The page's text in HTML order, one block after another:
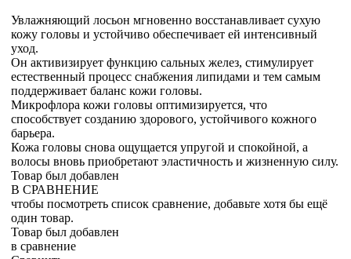
Увлажняющий лосьон мгновенно восстанавливает сухую
кожу головы и устойчиво обеспечивает ей интенсивный
уход.
Он активизирует функцию сальных желез, стимулирует
естественный процесс снабжения липидами и тем самым
поддерживает баланс кожи головы.
Микрофлора кожи головы оптимизируется, что
способствует созданию здорового, устойчивого кожного
барьера.
Кожа головы снова ощущается упругой и спокойной, а
волосы вновь приобретают эластичность и жизненную силу.
Товар был добавлен
В СРАВНЕНИЕ
чтобы посмотреть список сравнение, добавьте хотя бы ещё
один товар.
Товар был добавлен
в сравнение